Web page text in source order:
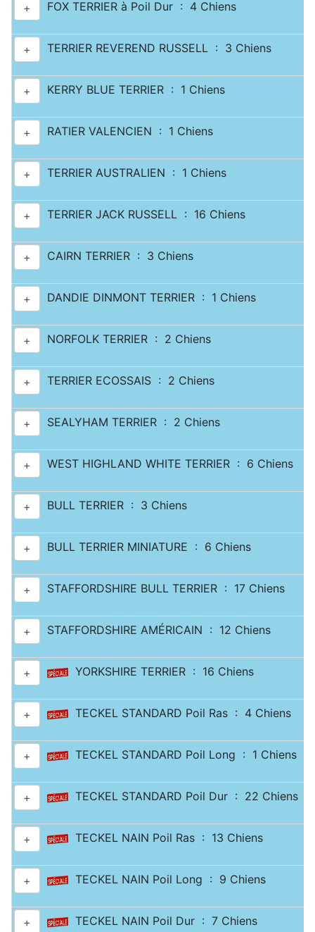
+ FOX TERRIER à Poil Dur : 4 Chiens
+ TERRIER REVEREND RUSSELL : 3 Chiens
+ KERRY BLUE TERRIER : 1 Chiens
+ RATIER VALENCIEN : 1 Chiens
+ TERRIER AUSTRALIEN : 1 Chiens
+ TERRIER JACK RUSSELL : 16 Chiens
+ CAIRN TERRIER : 3 Chiens
+ DANDIE DINMONT TERRIER : 1 Chiens
+ NORFOLK TERRIER : 2 Chiens
+ TERRIER ECOSSAIS : 2 Chiens
+ SEALYHAM TERRIER : 2 Chiens
+ WEST HIGHLAND WHITE TERRIER : 6 Chiens
+ BULL TERRIER : 3 Chiens
+ BULL TERRIER MINIATURE : 6 Chiens
+ STAFFORDSHIRE BULL TERRIER : 17 Chiens
+ STAFFORDSHIRE AMÉRICAIN : 12 Chiens
+ YORKSHIRE TERRIER : 16 Chiens
+ TECKEL STANDARD Poil Ras : 4 Chiens
+ TECKEL STANDARD Poil Long : 1 Chiens
+ TECKEL STANDARD Poil Dur : 22 Chiens
+ TECKEL NAIN Poil Ras : 13 Chiens
+ TECKEL NAIN Poil Long : 9 Chiens
+ TECKEL NAIN Poil Dur : 7 Chiens